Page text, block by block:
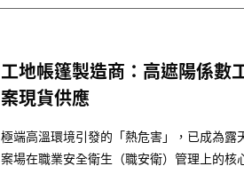
工地帳篷製造商：高遮陽係數
案現貨供應
極端高溫環境引發的「熱危害」，已成為露
案場在職業安全衛生（職安衛）管理上的核